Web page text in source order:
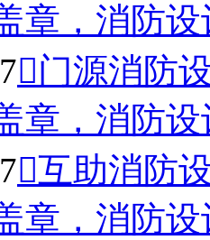
章，消防
门源消防
章，消防
互助消防
章，消防